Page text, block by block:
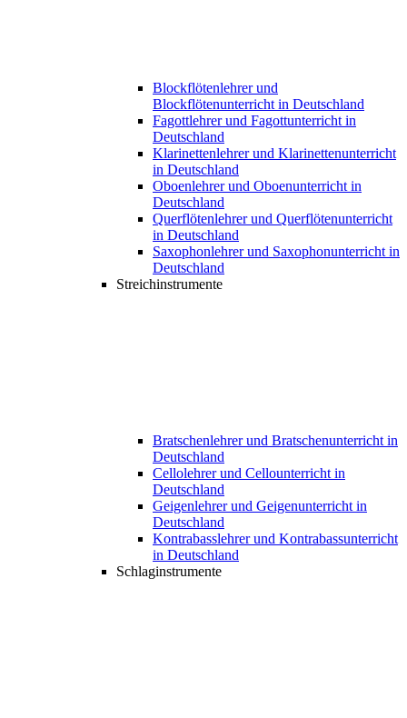
Blockflötenlehrer und
Blockflötenunterricht in Deutschland
Fagottlehrer und Fagottunterricht in
Deutschland
Klarinettenlehrer und Klarinettenunterricht
in Deutschland
Oboenlehrer und Oboenunterricht in
Deutschland
Querflötenlehrer und Querflötenunterricht
in Deutschland
Saxophonlehrer und Saxophonunterricht in
Deutschland
Streichinstrumente
Bratschenlehrer und Bratschenunterricht in
Deutschland
Cellolehrer und Cellounterricht in
Deutschland
Geigenlehrer und Geigenunterricht in
Deutschland
Kontrabasslehrer und Kontrabassunterricht
in Deutschland
Schlaginstrumente